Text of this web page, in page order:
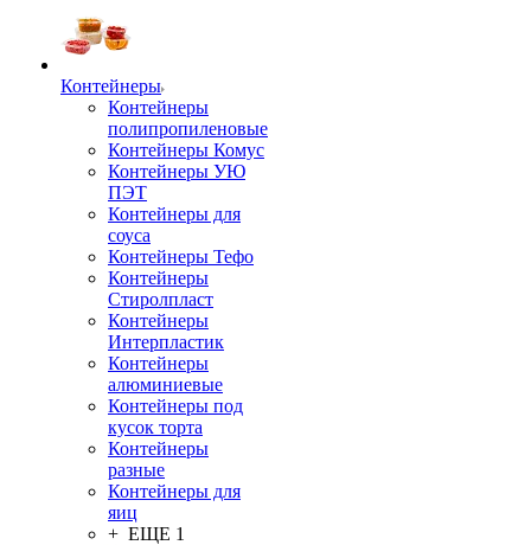
Контейнеры
Контейнеры
полипропиленовые
Контейнеры Комус
Контейнеры УЮ
ПЭТ
Контейнеры для
соуса
Контейнеры Тефо
Контейнеры
Стиролпласт
Контейнеры
Интерпластик
Контейнеры
алюминиевые
Контейнеры под
кусок торта
Контейнеры
разные
Контейнеры для
яиц
+ ЕЩЕ 1